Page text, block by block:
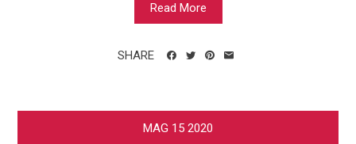
Read More
SHARE
MAG 15 2020